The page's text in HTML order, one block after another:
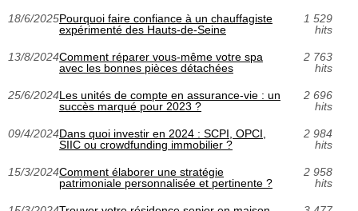
18/6/2025Pourquoi faire confiance à un chauffagiste
expérimenté des Hauts-de-Seine
1 529
hits
13/8/2024Comment réparer vous-même votre spa
avec les bonnes pièces détachées
2 763
hits
25/6/2024Les unités de compte en assurance-vie : un
succès marqué pour 2023 ?
2 696
hits
09/4/2024Dans quoi investir en 2024 : SCPI, OPCI,
SIIC ou crowdfunding immobilier ?
2 984
hits
15/3/2024Comment élaborer une stratégie
patrimoniale personnalisée et pertinente ?
2 958
hits